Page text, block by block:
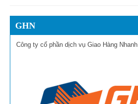
GHN
Công ty cổ phần dịch vụ Giao Hàng Nhanh